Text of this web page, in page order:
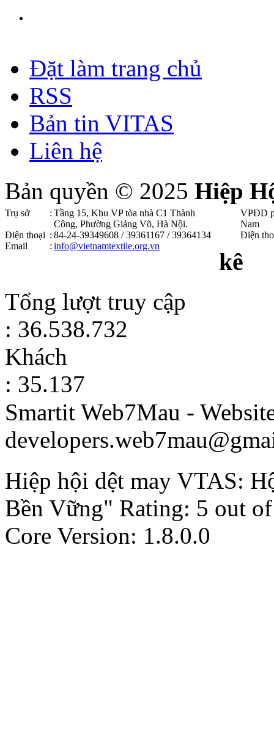
Đặt làm trang chủ
RSS
Bản tin VITAS
Liên hệ
Bản quyền © 2025 Hiệp
Trụ sở : Tầng 15, Khu VP tòa nhà C1 Thành
Công, Phường Giảng Võ, Hà Nội .
Điện thoại : 84-24-39349608 / 39361167 / 39364134
Email
: info@vietnamtextile.org.vn
VPĐD
Nam
Điện
kê
Tổng lượt truy cập
: 36.538.732
Khách
: 35.137
Smartit Web7Mau -
Hiệp hội dệt may VTAS:
Bền Vững" Rating: 5 out
Core Version: 1.8.0.0